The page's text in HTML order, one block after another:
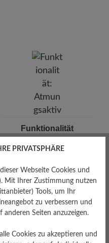
Funktionalität
Atmungsaktiv
PRIVATSPHÄRE
Webseite Cookies und
Mit Ihrer Zustimmung nutzen
Tools, um Ihr
zu verbessern und
anderen Seiten anzuzeigen.
Cookies zu akzeptieren und